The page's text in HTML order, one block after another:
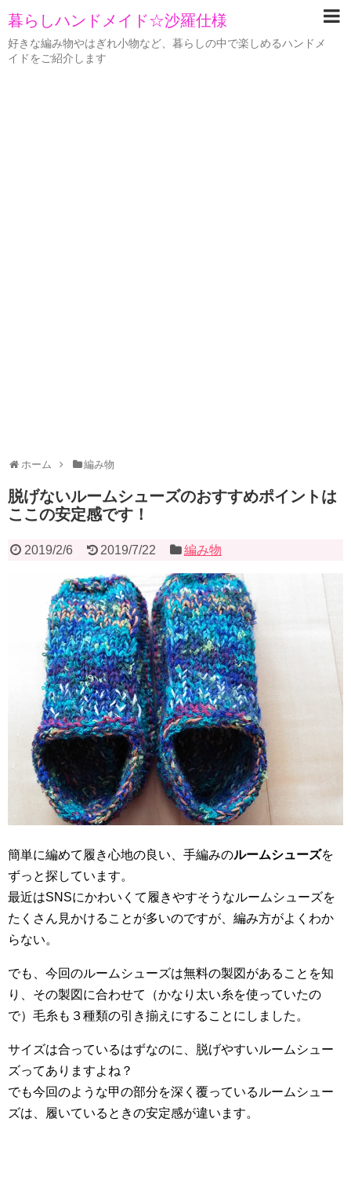
暮らしハンドメイド☆沙羅仕様
好きな編み物やはぎれ小物など、暮らしの中で楽しめるハンドメ
イドをご紹介します
ホーム 編み物
脱げないルームシューズのおすすめポイントは
ここの安定感です！
2019/2/6 2019/7/22 編み物
簡単に編めて履き心地の良い、手編みのルームシューズを
ずっと探しています。
最近はSNSにかわいくて履きやすそうなルームシューズを
たくさん見かけることが多いのですが、編み方がよくわか
らない。
でも、今回のルームシューズは無料の製図があることを知
り、その製図に合わせて（かなり太い糸を使っていたの
で）毛糸も３種類の引き揃えにすることにしました。
サイズは合っているはずなのに、脱げやすいルームシュー
ズってありますよね？
でも今回のような甲の部分を深く覆っているルームシュー
ズは、履いているときの安定感が違います。